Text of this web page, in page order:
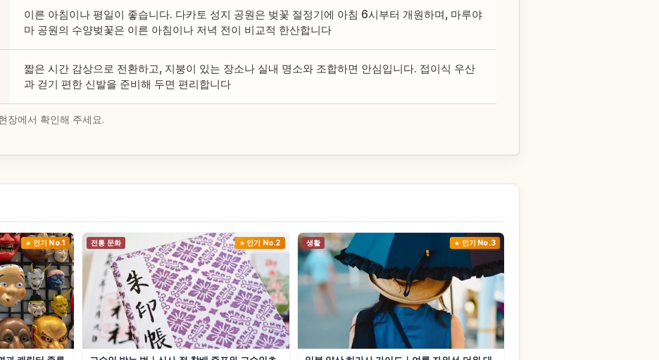
이른 아침이나 평일이 좋습니다. 다카토 성지 공원은 벚꽃 절정기에 아침 6시부터 개원하며, 마루야
마 공원의 수양벚꽃은 이른 아침이나 저녁 전이 비교적 한산합니다
짧은 시간 감상으로 전환하고, 지붕이 있는 장소나 실내 명소와 조합하면 안심입니다. 접이식 우산
과 걷기 편한 신발을 준비해 두면 편리합니다
장에서 확인해 주세요.
인기 No.1 전통 문화 인기 No.2 생활 인기 No.3